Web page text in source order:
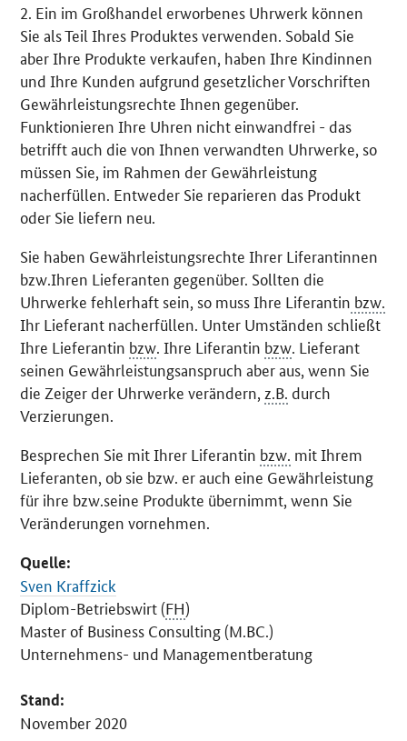
2. Ein im Großhandel erworbenes Uhrwerk können
Sie als Teil Ihres Produktes verwenden. Sobald Sie
aber Ihre Produkte verkaufen, haben Ihre Kindinnen
und Ihre Kunden aufgrund gesetzlicher Vorschriften
Gewährleistungsrechte Ihnen gegenüber.
Funktionieren Ihre Uhren nicht einwandfrei - das
betrifft auch die von Ihnen verwandten Uhrwerke, so
müssen Sie, im Rahmen der Gewährleistung
nacherfüllen. Entweder Sie reparieren das Produkt
oder Sie liefern neu.
Sie haben Gewährleistungsrechte Ihrer Liferantinnen
bzw.Ihren Lieferanten gegenüber. Sollten die
Uhrwerke fehlerhaft sein, so muss Ihre Liferantin bzw.
Ihr Lieferant nacherfüllen. Unter Umständen schließt
Ihre Lieferantin bzw. Ihre Liferantin bzw. Lieferant
seinen Gewährleistungsanspruch aber aus, wenn Sie
die Zeiger der Uhrwerke verändern, z.B. durch
Verzierungen.
Besprechen Sie mit Ihrer Liferantin bzw. mit Ihrem
Lieferanten, ob sie bzw. er auch eine Gewährleistung
für ihre bzw.seine Produkte übernimmt, wenn Sie
Veränderungen vornehmen.
Quelle:
Sven Kraffzick
Diplom-Betriebswirt (FH)
Master of Business Consulting (M.BC.)
Unternehmens- und Managementberatung
Stand:
November 2020